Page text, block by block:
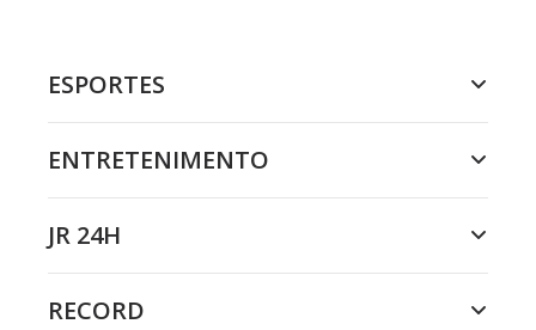
ESPORTES
ENTRETENIMENTO
JR 24H
RECORD